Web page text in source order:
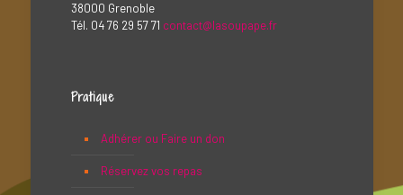
38000 Grenoble
Tél. 04 76 29 57 71 contact@lasoupape.fr
Pratique
Adhérer ou Faire un don
Réservez vos repas